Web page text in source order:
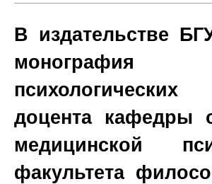
В издательстве
монография
доцента кафедры
медицинской
факультета